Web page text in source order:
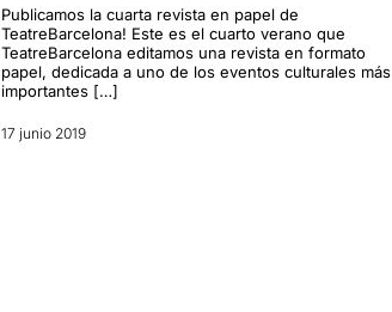
Publicamos la cuarta revista en papel de
TeatreBarcelona! Este es el cuarto verano que
TeatreBarcelona editamos una revista en formato
papel, dedicada a uno de los eventos culturales más
importantes […]
17 junio 2019